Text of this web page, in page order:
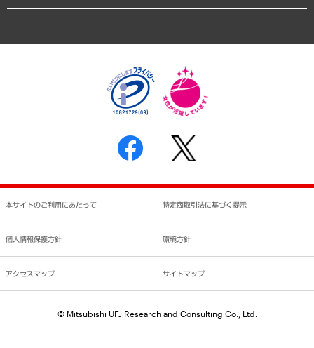
個人情報保護方針
反社会的勢力に対する基本方針
書面による個人情報の開示等の請求の手続きについて
本サイトのご利用にあたって 特定商取引法に基づく提示
個人情報保護方針 環境方針
アクセスマップ サイトマップ
© Mitsubishi UFJ Research and Consulting Co., Ltd.